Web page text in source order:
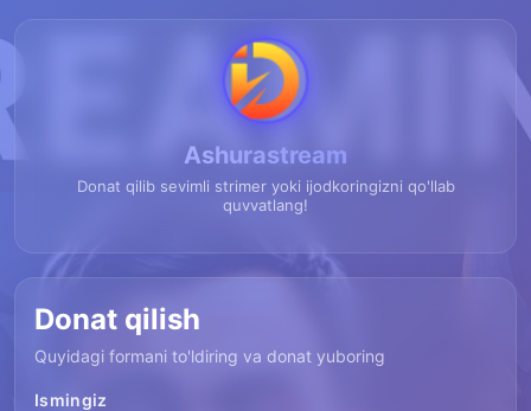
Ashurastream
Donat qilib sevimli strimer yoki ijodkoringizni qo'llab
quvvatlang!
Donat qilish
Quyidagi formani to'ldiring va donat yuboring
Ismingiz